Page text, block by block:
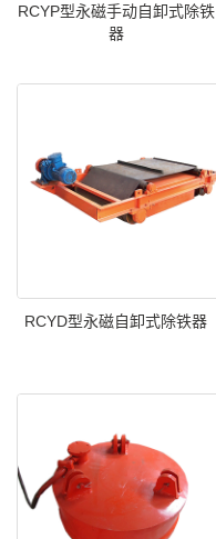
RCYP型永磁手动自卸式除铁
器
RCYD型永磁自卸式除铁器